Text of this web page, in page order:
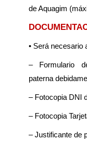
de Aquagim
• Será necesario
– Formulario
paterna
– Fotocopia DNI
– Fotocopia
– Justificante de